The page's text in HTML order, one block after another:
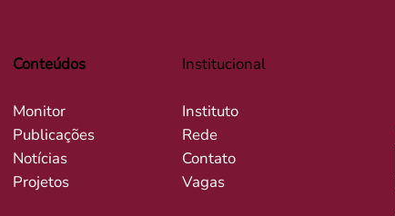
Conteúdos
Monitor
Publicações
Notícias
Projetos
Institucional
Instituto
Rede
Contato
Vagas